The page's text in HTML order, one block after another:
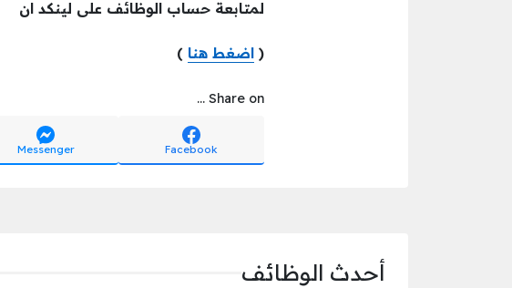
لمتابعة حساب الوظائف على لينكد ان
( اضغط هنا )
Share on ...
Facebook
Messenger
أحدث الوظائف